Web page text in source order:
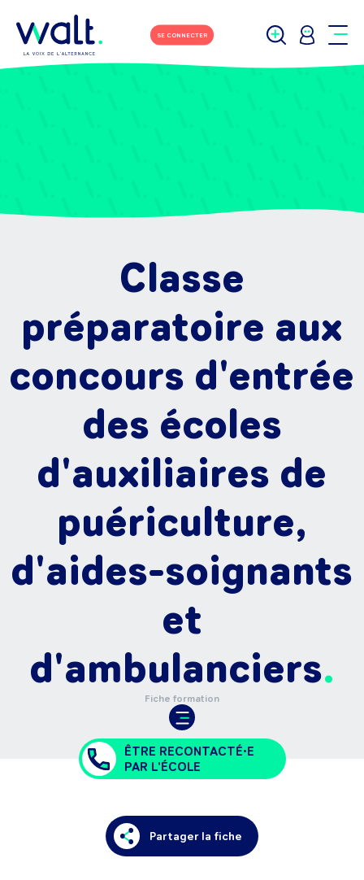
SE CONNECTER
Classe
préparatoire aux
concours d'entrée
des écoles
d'auxiliaires de
puériculture,
d'aides-soignants
et
d'ambulanciers
Fiche formation
ÊTRE RECONTACTÉ•E
PAR L'ÉCOLE
Partager la fiche